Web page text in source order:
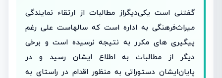
گفتنی است یکی‌دیگر‌از مطالبات از ارتقاء نمایندگی
میراث‌فرهنگی به اداره است که سالهاست علی رغم
پیگیری های مکرر به نتیجه نرسیده است ‌و برخی
دیگر از مطالبات به اطلاع ایشان رسید و در
پایان‌ایشان دستوراتی به منظور اقدام در راستای به